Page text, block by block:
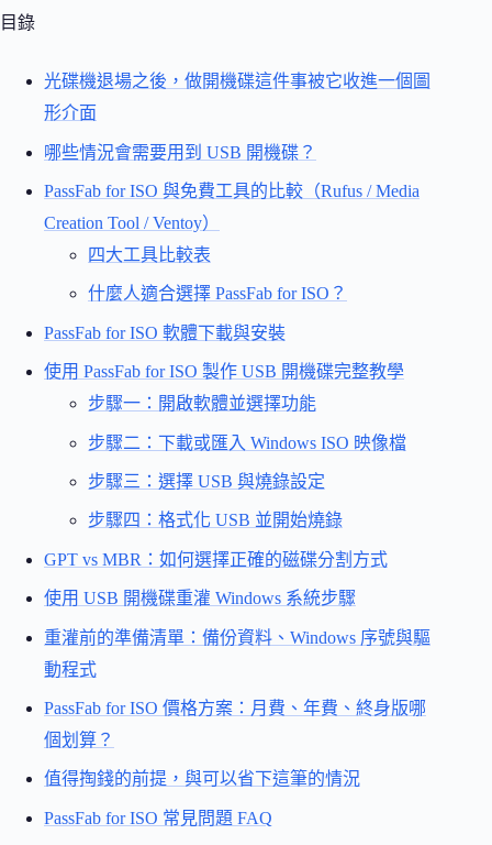
目錄
光碟機退場之後，做開機碟這件事被它收進一個圖
形介面
哪些情況會需要用到 USB 開機碟？
PassFab for ISO 與免費工具的比較（Rufus / Media
Creation Tool / Ventoy）
四大工具比較表
什麼人適合選擇 PassFab for ISO？
PassFab for ISO 軟體下載與安裝
使用 PassFab for ISO 製作 USB 開機碟完整教學
步驟一：開啟軟體並選擇功能
步驟二：下載或匯入 Windows ISO 映像檔
步驟三：選擇 USB 與燒錄設定
步驟四：格式化 USB 並開始燒錄
GPT vs MBR：如何選擇正確的磁碟分割方式
使用 USB 開機碟重灌 Windows 系統步驟
重灌前的準備清單：備份資料、Windows 序號與驅
動程式
PassFab for ISO 價格方案：月費、年費、終身版哪
個划算？
值得掏錢的前提，與可以省下這筆的情況
PassFab for ISO 常見問題 FAQ